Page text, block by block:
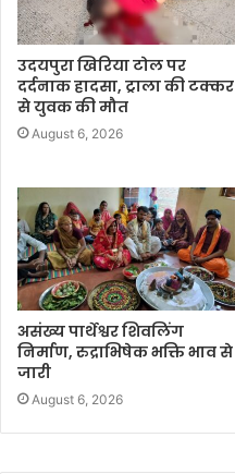
उदयपुरा खिरिया टोल पर
दर्दनाक हादसा, ट्राला की टक्कर
से युवक की मौत
August 6, 2026
असंख्य पार्थेश्वर शिवलिंग
निर्माण, रुद्राभिषेक भक्ति भाव से
जारी
August 6, 2026